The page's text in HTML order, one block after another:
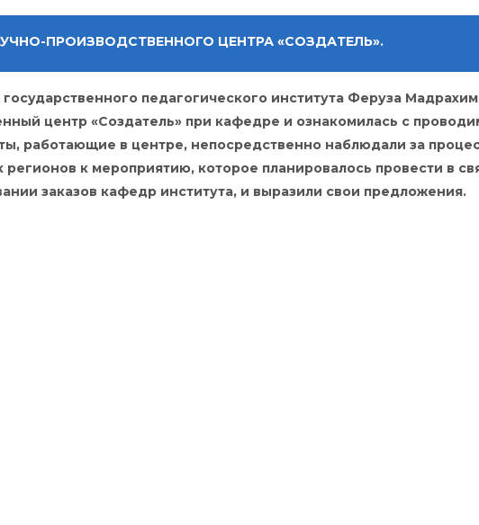
ПРОИЗВОДСТВЕННОГО ЦЕНТРА «СОЗДАТЕЛЬ».
педагогического института Феруза
центр «Создатель» при кафедре и ознакомилась с
работающие в центре, непосредственно наблюдали за
к мероприятию, которое планировалось провести в
заказов кафедр института, и выразили свои предложения.